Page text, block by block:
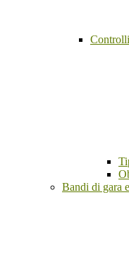
Bandi di gara